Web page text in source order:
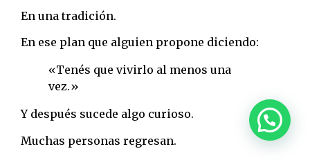
En una tradición.
En ese plan que alguien propone diciendo:
«Tenés que vivirlo al menos una
vez.»
Y después sucede algo curioso.
Muchas personas regresan.